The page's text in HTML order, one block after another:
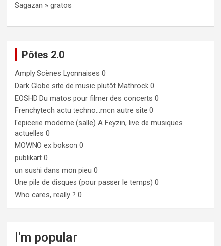
Sagazan » gratos
Pôtes 2.0
Amply Scènes Lyonnaises 0
Dark Globe site de music plutôt Mathrock 0
EOSHD Du matos pour filmer des concerts 0
Frenchytech actu techno…mon autre site 0
l'epicerie moderne (salle) A Feyzin, live de musiques
actuelles 0
MOWNO ex bokson 0
publikart 0
un sushi dans mon pieu 0
Une pile de disques (pour passer le temps) 0
Who cares, really ? 0
I'm popular